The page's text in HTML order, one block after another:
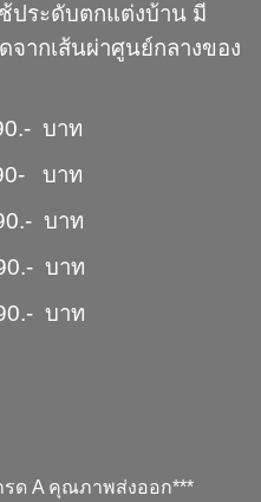
ประดับตกแต่งบ้าน มี
ากเส้นผ่าศูนย์กลางของ
บาท
บาท
บาท
บาท
บาท
รด A คุณภาพส่งออก***